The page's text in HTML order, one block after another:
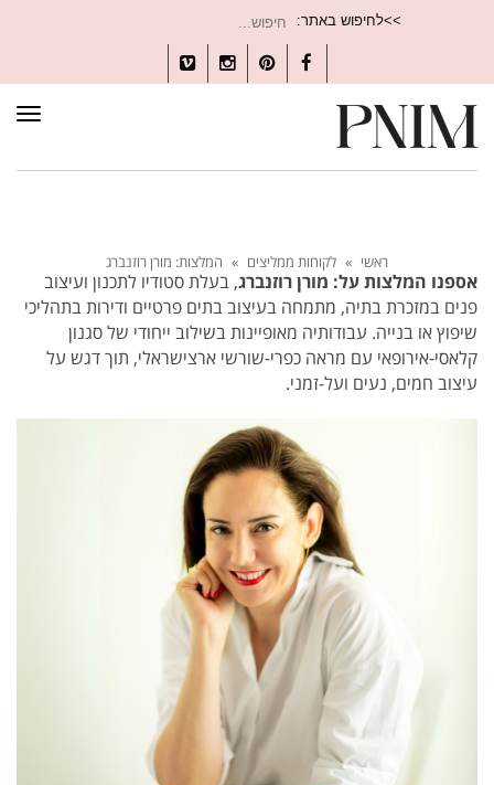
>>לחיפוש באתר:
עבור:
Facebook
Pinterest
Instagram
Vimeo
ראשי » לקוחות ממליצים » המלצות: מורן רוזנברג
אספנו המלצות על: מורן רוזנברג, בעלת סטודיו לתכנון ועיצוב
פנים במזכרת בתיה, מתמחה בעיצוב בתים פרטיים ודירות בתהליכי
שיפוץ או בנייה. עבודותיה מאופיינות בשילוב ייחודי של סגנון
קלאסי-אירופאי עם מראה כפרי-שורשי ארצישראלי, תוך דגש על
עיצוב חמים, נעים ועל-זמני.